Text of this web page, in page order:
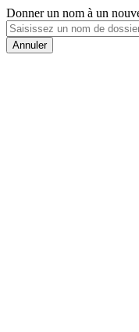
Donner un nom à un
Annuler